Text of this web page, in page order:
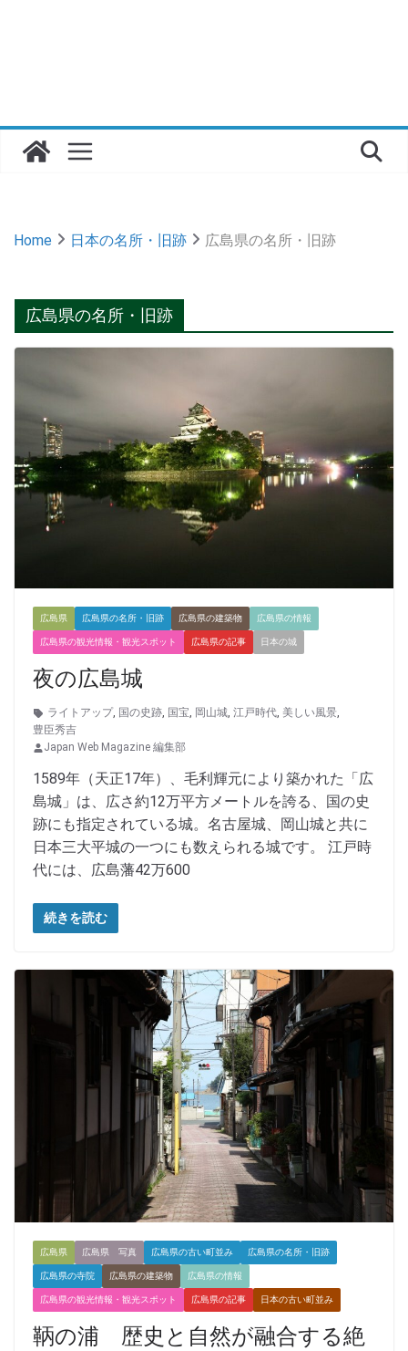
Home 日本の名所・旧跡 広島県の名所・旧跡
広島県の名所・旧跡
広島県 広島県の名所・旧跡 広島県の建築物 広島県の情報
広島県の観光情報・観光スポット 広島県の記事 日本の城
夜の広島城
ライトアップ, 国の史跡, 国宝, 岡山城, 江戸時代, 美しい風景,
豊臣秀吉
Japan Web Magazine 編集部
1589年（天正17年）、毛利輝元により築かれた「広
島城」は、広さ約12万平方メートルを誇る、国の史
跡にも指定されている城。名古屋城、岡山城と共に
日本三大平城の一つにも数えられる城です。 江戸時
代には、広島藩42万600
続きを読む
広島県 広島県 写真 広島県の古い町並み 広島県の名所・旧跡
広島県の寺院 広島県の建築物 広島県の情報
広島県の観光情報・観光スポット 広島県の記事 日本の古い町並み
鞆の浦 歴史と自然が融合する絶